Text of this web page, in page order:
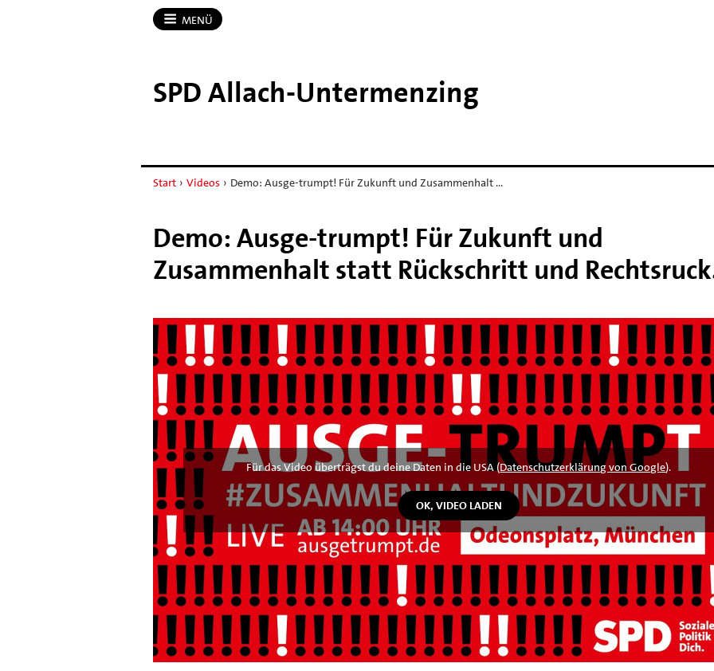
MENÜ
SPD Allach-​Untermenzing
Start › Videos › Demo: Ausge-trumpt! Für Zukunft und Zusammenhalt …
Demo: Ausge-trumpt! Für Zukunft und
Zusammenhalt statt Rückschritt und
Für das Video überträgst du deine Daten in die USA (Datenschutzerklärung von Google).